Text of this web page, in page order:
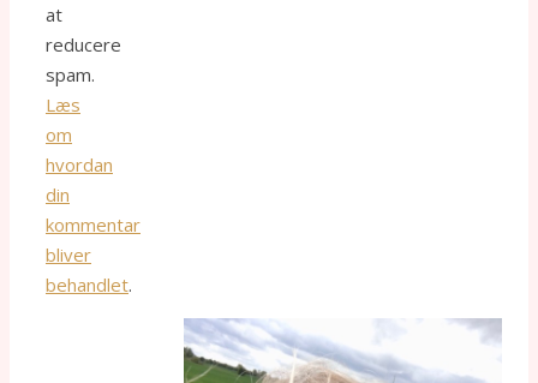
at
reducere
spam.
Læs
om
hvordan
din
kommentar
bliver
behandlet.